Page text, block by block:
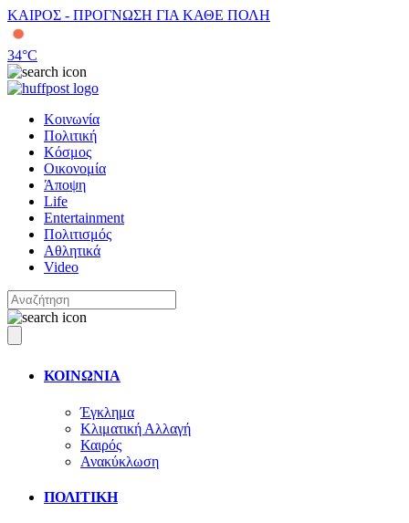
ΚΑΙΡΟΣ - ΠΡΟΓΝΩΣΗ ΓΙΑ ΚΑΘΕ ΠΟΛΗ
34°C
Κοινωνία
Πολιτική
Κόσμος
Οικονομία
Άποψη
Life
Entertainment
Πολιτισμός
Αθλητικά
Video
ΚΟΙΝΩΝΙΑ
Έγκλημα
Κλιματική Αλλαγή
Καιρός
Ανακύκλωση
ΠΟΛΙΤΙΚΗ